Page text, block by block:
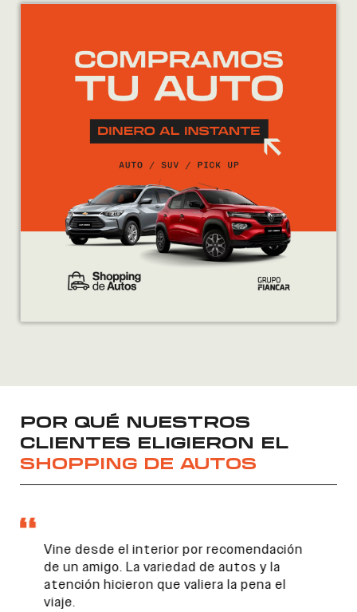
POR QUÉ NUESTROS
CLIENTES ELIGIERON EL
SHOPPING DE AUTOS
Vine desde el interior por recomendación
de un amigo. La variedad de autos y la
atención hicieron que valiera la pena el
viaje.